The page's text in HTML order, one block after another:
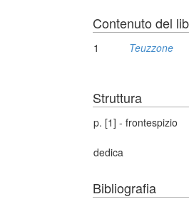
Contenuto del
1 Teuzzone
Struttura
p. [1] - frontespizio
dedica
Bibliografia